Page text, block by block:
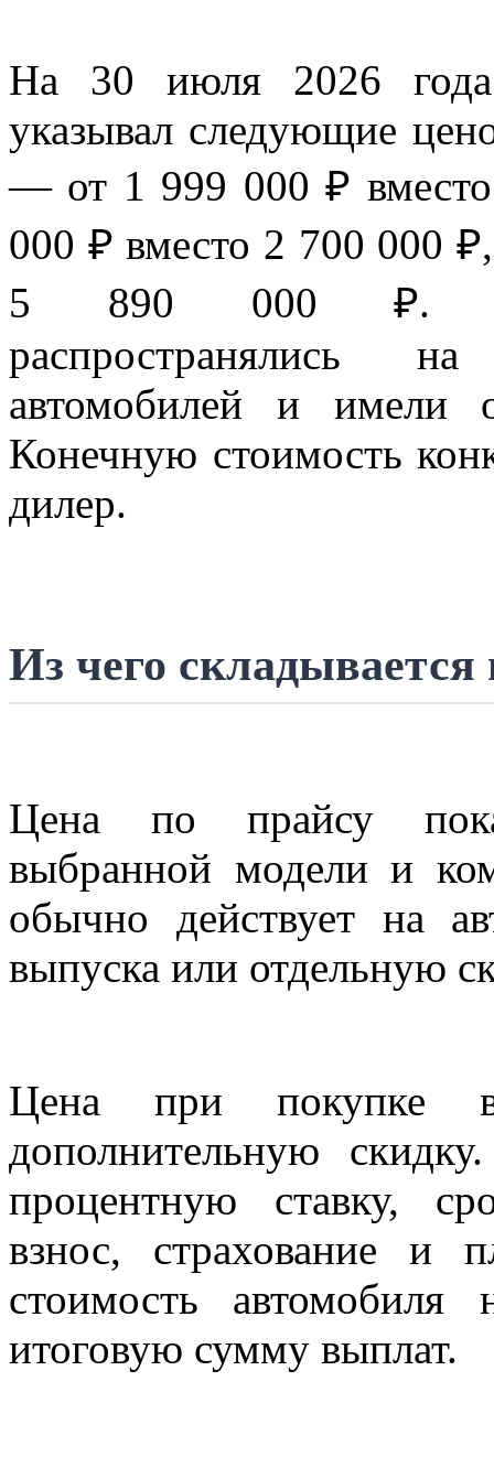
На 30 июля 2026 года
указывал следующие
— от 1 999 000 ₽
000 ₽ вместо 2 700 000
5 890 000 ₽.
распространялись
автомобилей и имели
Конечную стоимость
дилер.
Из чего складывается
Цена по прайсу
выбранной модели и
обычно действует на
выпуска или отдельную
Цена при покупке
дополнительную
процентную ставку,
взнос, страхование и
стоимость
итоговую сумму выплат.